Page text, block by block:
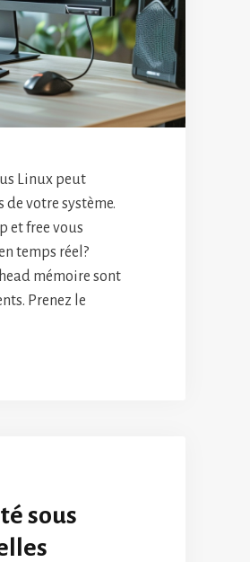
Linux peut
votre système.
et free vous
temps réel?
mémoire sont
Prenez le
sous